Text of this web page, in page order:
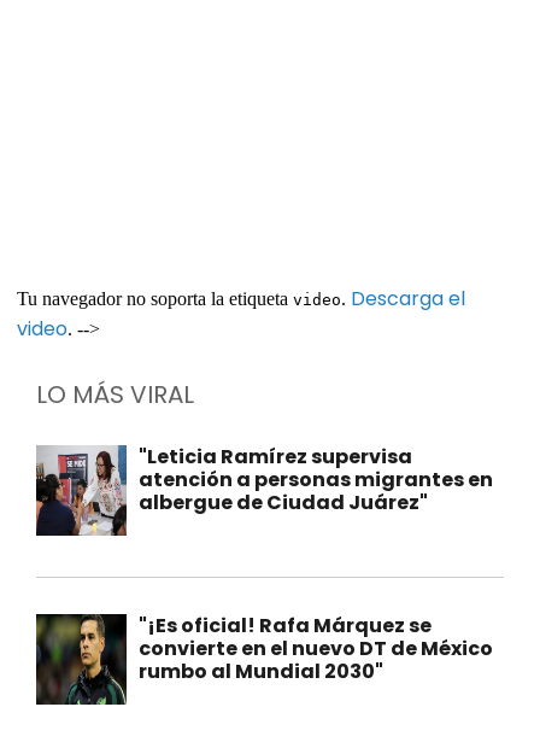
Tu navegador no soporta la etiqueta video. Descarga el
video. -->
LO MÁS VIRAL
"Leticia Ramírez supervisa
atención a personas migrantes en
albergue de Ciudad Juárez"
"¡Es oficial! Rafa Márquez se
convierte en el nuevo DT de México
rumbo al Mundial 2030"